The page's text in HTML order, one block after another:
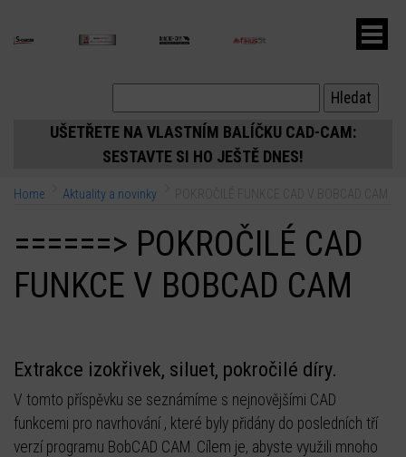
UŠETŘETE NA VLASTNÍM BALÍČKU CAD-CAM:
SESTAVTE SI HO JEŠTĚ DNES!
Home Aktuality a novinky
======> POKROČILÉ CAD
FUNKCE V BOBCAD CAM
Extrakce izokřivek, siluet, pokročilé díry.
V tomto příspěvku se seznámíme s nejnovějšími CAD
funkcemi pro navrhování , které byly přidány do posledních tří
verzí programu BobCAD CAM. Cílem je, abyste využili mnoho